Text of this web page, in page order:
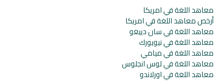
معاهد اللغة في امريكا
أرخص معاهد اللغة في امريكا
معاهد اللغة في سان دييغو
معاهد اللغة في نيويورك
معاهد اللغة في ميامي
معاهد اللغة في لوس انجلوس
معاهد اللغة في اورلاندو